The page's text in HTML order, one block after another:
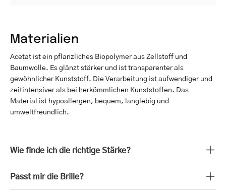
Materialien
Acetat ist ein pflanzliches Biopolymer aus Zellstoff und
Baumwolle. Es glänzt stärker und ist transparenter als
gewöhnlicher Kunststoff. Die Verarbeitung ist aufwendiger und
zeitintensiver als bei herkömmlichen Kunststoffen. Das
Material ist hypoallergen, bequem, langlebig und
umweltfreundlich.
Wie finde ich die richtige Stärke?
Passt mir die Brille?